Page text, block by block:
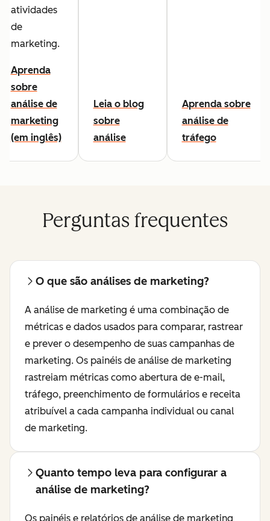
atividades
de
marketing.
Aprenda
sobre
análise de
marketing
(em inglês)
Leia o blog
sobre
análise
Aprenda sobre
análise de
tráfego
Perguntas frequentes
O que são análises de marketing?
A análise de marketing é uma combinação de
métricas e dados usados para comparar, rastrear
e prever o desempenho de suas campanhas de
marketing. Os painéis de análise de marketing
rastreiam métricas como abertura de e-mail,
tráfego, preenchimento de formulários e receita
atribuível a cada campanha individual ou canal
de marketing.
Quanto tempo leva para configurar a
análise de marketing?
Os painéis e relatórios de análise de marketing